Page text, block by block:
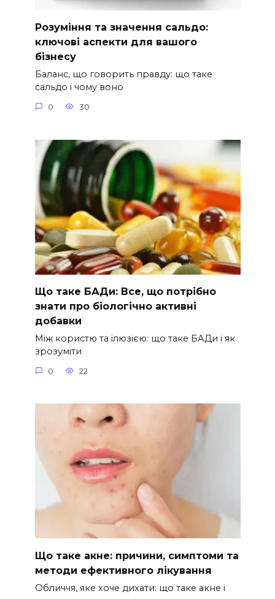
Розуміння та значення сальдо:
ключові аспекти для вашого
бізнесу
Баланс, що говорить правду: що таке
сальдо і чому воно
0 30
Що таке БАДи: Все, що потрібно
знати про біологічно активні
добавки
Між користю та ілюзією: що таке БАДи і як
зрозуміти
0 22
Що таке акне: причини, симптоми та
методи ефективного лікування
Обличчя, яке хоче дихати: що таке акне і